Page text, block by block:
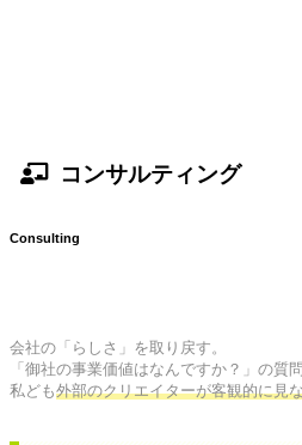
コンサルティング
Consulting
会社の「らしさ」を取り戻す。
「御社の事業価値はなんですか？」の質
私ども外部のクリエイターが客観的に見